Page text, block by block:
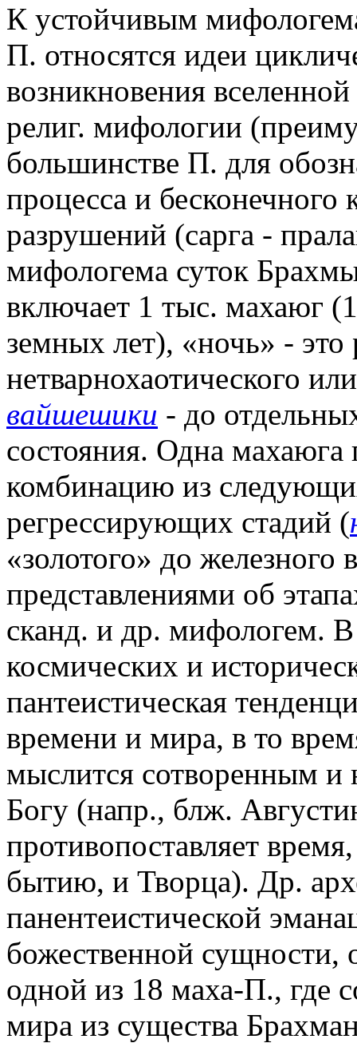
К устойчивым
П. относятся идеи
возникновения
религ. мифологии
большинстве П. для
процесса и бесконечного
разрушений (сарга -
мифологема суток
включает 1 тыс. махаюг
земных лет), «ночь» -
нетварнохаотического
вайшешики - до
состояния. Одна махаюга
комбинацию из
регрессирующих стадий (
«золотого» до железного
представлениями об
сканд. и др. мифологем. В
космических и
пантеистическая
времени и мира, в то
мыслится сотворенным
Богу (напр., блж.
противопоставляет
бытию, и Творца). Др.
панентеистической
божественной сущности,
одной из 18 маха-П., где
мира из существа